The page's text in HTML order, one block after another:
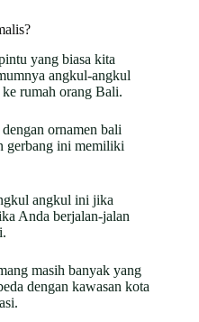
yang biasa kita
angkul-angkul
rumah orang Bali.
ornamen bali
gerbang ini memiliki
angkul ini jika
Anda berjalan-jalan
masih banyak yang
dengan kawasan kota